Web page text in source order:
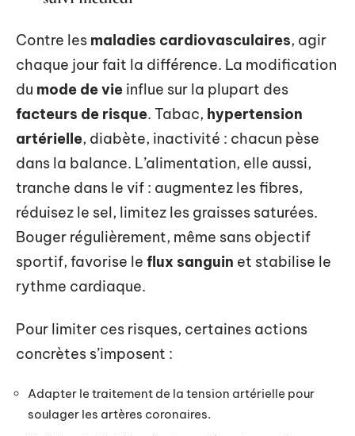
Contre les maladies cardiovasculaires, agir
chaque jour fait la différence. La modification
du mode de vie influe sur la plupart des
facteurs de risque. Tabac, hypertension
artérielle, diabète, inactivité : chacun pèse
dans la balance. L’alimentation, elle aussi,
tranche dans le vif : augmentez les fibres,
réduisez le sel, limitez les graisses saturées.
Bouger régulièrement, même sans objectif
sportif, favorise le flux sanguin et stabilise le
rythme cardiaque.
Pour limiter ces risques, certaines actions
concrètes s’imposent :
Adapter le traitement de la tension artérielle pour
soulager les artères coronaires.